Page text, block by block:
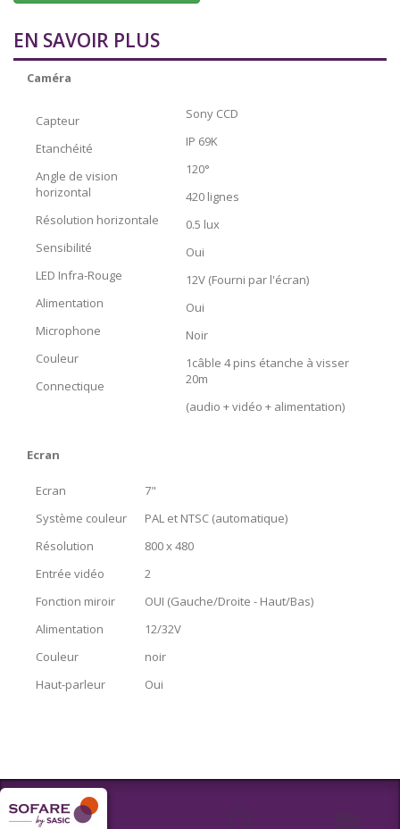
EN SAVOIR PLUS
Caméra
Capteur
Etanchéité
Angle de vision
horizontal
Résolution horizontale
Sensibilité
LED Infra-Rouge
Alimentation
Microphone
Couleur
Connectique
Sony CCD
IP 69K
120°
420 lignes
0.5 lux
Oui
12V (Fourni par l'écran)
Oui
Noir
1câble 4 pins étanche à visser
20m
(audio + vidéo + alimentation)
Ecran
Ecran
Système couleur
Résolution
Entrée vidéo
Fonction miroir
Alimentation
Couleur
Haut-parleur
7"
PAL et NTSC (automatique)
800 x 480
2
OUI (Gauche/Droite - Haut/Bas)
12/32V
noir
Oui